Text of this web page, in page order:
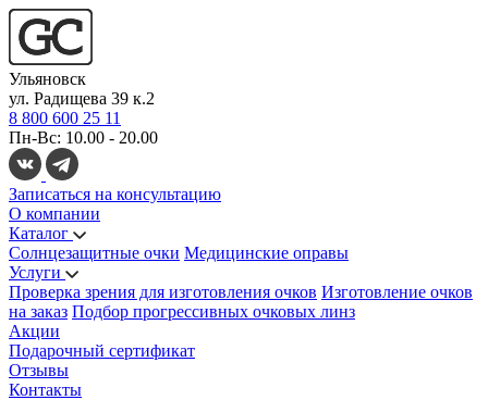
Ульяновск
ул. Радищева 39 к.2
8 800 600 25 11
Пн-Вс: 10.00 - 20.00
Записаться на консультацию
О компании
Каталог
Солнцезащитные очки Медицинские оправы
Услуги
Проверка зрения для изготовления очков Изготовление очков
на заказ Подбор прогрессивных очковых линз
Акции
Подарочный сертификат
Отзывы
Контакты